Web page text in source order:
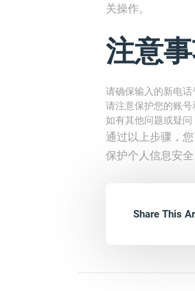
关操作。
注意
请确保输入的新电话
请注意保护您的账号
如有其他问题或疑问
通过以上步骤，
保护个人信息安
Share This